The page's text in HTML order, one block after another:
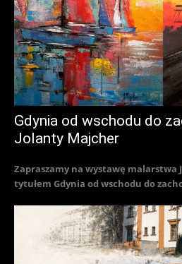
Gdynia od wschodu do
Jolanty Majcher
Zapraszamy na wystawę malarstwa
tytułem Gdynia od wschodu do